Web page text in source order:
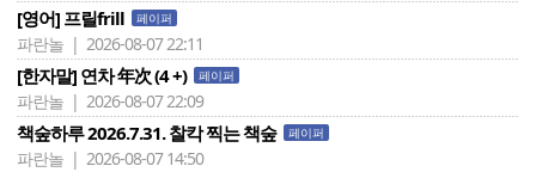
[영어] 프릴frill 페이퍼
파란놀 | 2026-08-07 22:11
[한자말] 연차 年次 (4 +) 페이퍼
파란놀 | 2026-08-07 22:09
책숲하루 2026.7.31. 찰칵 찍는 책숲 페이퍼
파란놀 | 2026-08-07 14:50